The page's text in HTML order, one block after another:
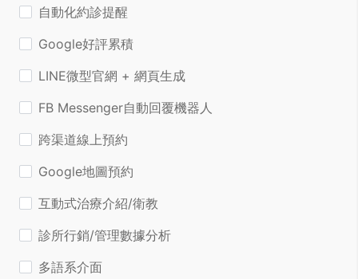
自動化約診提醒
Google好評累積
LINE微型官網 + 網頁生成
FB Messenger自動回覆機器人
跨渠道線上預約
Google地圖預約
互動式治療介紹/衛教
診所行銷/管理數據分析
多語系介面